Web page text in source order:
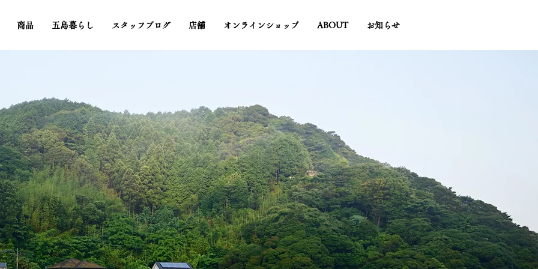
商品 五島暮らし スタッフブログ 店舗 オンラインショップ ABOUT お知らせ